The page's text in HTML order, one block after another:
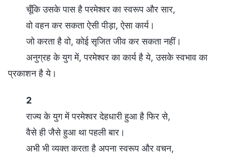
चूँकि उसके पास है परमेश्वर का स्वरूप और सार,
वो वहन कर सकता ऐसी पीड़ा, ऐसा कार्य।
जो करता है वो, कोई सृजित जीव कर सकता नहीं।
अनुग्रह के युग में, परमेश्वर का कार्य है ये, उसके स्वभाव का
प्रकाशन है ये।
2
राज्य के युग में परमेश्वर देहधारी हुआ है फिर से,
वैसे ही जैसे हुआ था पहली बार।
अभी भी व्यक्त करता है अपना स्वरूप और वचन,